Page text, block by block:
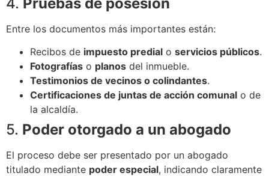
Entre los documentos más importantes están:
Recibos de impuesto predial o servicios públicos.
Fotografías o planos del inmueble.
Testimonios de vecinos o colindantes.
Certificaciones de juntas de acción comunal o de
la alcaldía.
5. Poder otorgado a un abogado
El proceso debe ser presentado por un abogado
titulado mediante poder especial, indicando claramente